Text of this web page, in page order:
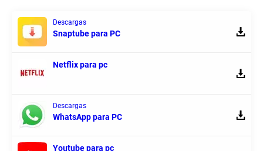
Descargas
Snaptube para PC
Netflix para pc
Descargas
WhatsApp para PC
Youtube para pc